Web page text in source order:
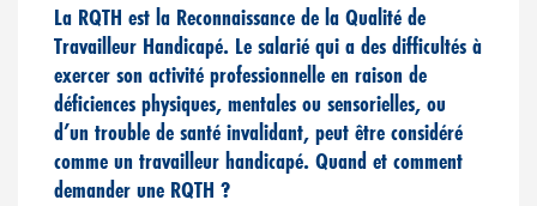
La RQTH est la Reconnaissance de la Qualité de
Travailleur Handicapé. Le salarié qui a des difficultés à
exercer son activité professionnelle en raison de
déficiences physiques, mentales ou sensorielles, ou
d’un trouble de santé invalidant, peut être considéré
comme un travailleur handicapé. Quand et comment
demander une RQTH ?